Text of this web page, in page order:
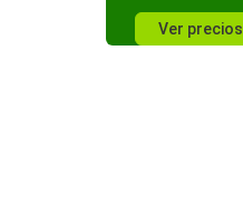
Ver precios